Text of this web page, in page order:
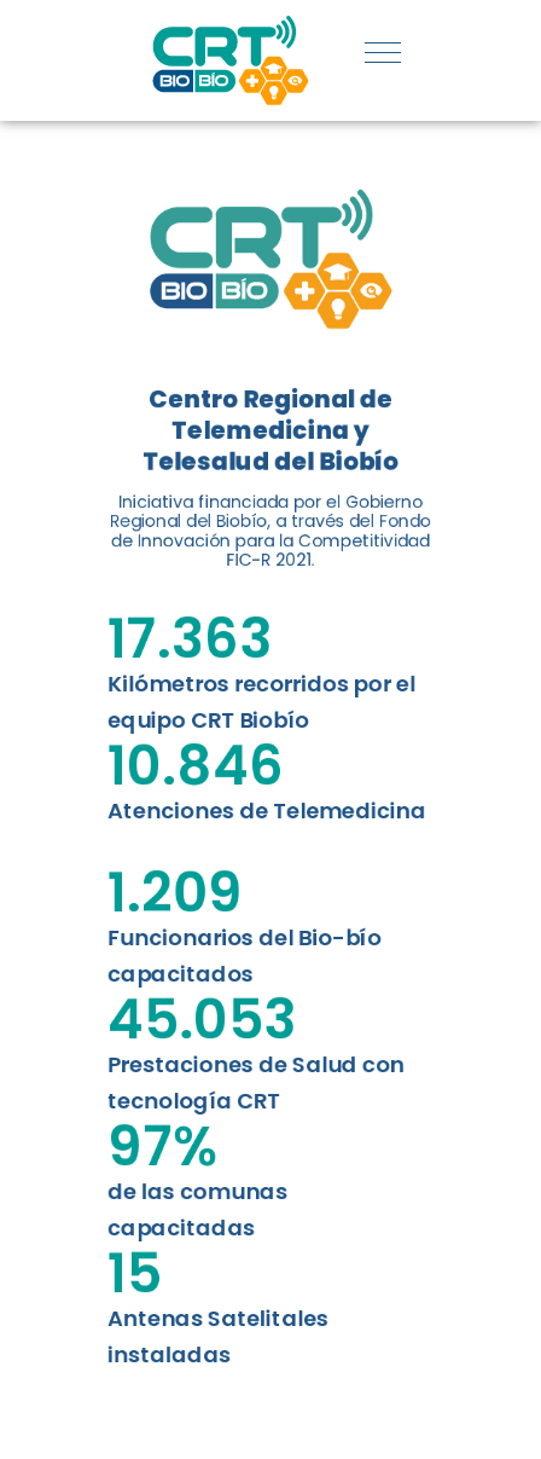
REGIÓN:
CONOCE
LOGROS
DE CRT
BIOBÍO
El Centro Regional de
Telemedicina y Telesalud del
Biobío presenta el balance de
tres años acercando la salud
digital a los habitantes...
Leer más
Centro Regional de
Telemedicina y
Telesalud del Biobío
Iniciativa financiada por el Gobierno
Regional del Biobío, a través del Fondo
de Innovación para la Competitividad
FIC-R 2021.
Kilómetros recorridos por el
equipo CRT Biobío
17.363
Atenciones de Telemedicina
10.846
Funcionarios del Bio-bío
capacitados
1.209
Prestaciones de Salud con
tecnología CRT
45.053
de las comunas
capacitadas
97%
Antenas Satelitales
instaladas
15